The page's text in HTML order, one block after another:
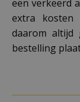
een verkeerd
extra kosten
daarom altijd
bestelling